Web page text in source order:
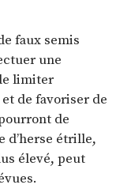
faux semis
une
limiter
de favoriser de
de
d’herse étrille,
élevé, peut